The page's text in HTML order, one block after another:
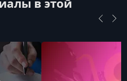
свободным временем.
в этой